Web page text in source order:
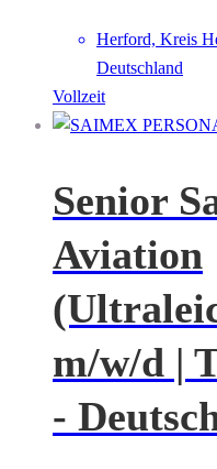
Herford, Kreis
Deutschland
Vollzeit
Senior
Aviation
m/w/d |
-